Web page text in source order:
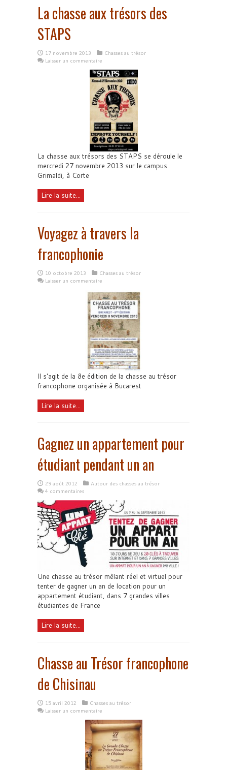
La chasse aux trésors des
STAPS
17 novembre 2013
Chasses au trésor
Laisser un commentaire
La chasse aux trésors des STAPS se déroule le
mercredi 27 novembre 2013 sur le campus
Grimaldi, à Corte
Lire la suite...
Voyagez à travers la
francophonie
10 octobre 2013
Chasses au trésor
Laisser un commentaire
Il s'agit de la 8e édition de la chasse au trésor
francophone organisée à Bucarest
Lire la suite...
Gagnez un appartement pour
étudiant pendant un an
29 août 2012
Autour des chasses au trésor
4 commentaires
Une chasse au trésor mêlant réel et virtuel pour
tenter de gagner un an de location pour un
appartement étudiant, dans 7 grandes villes
étudiantes de France
Lire la suite...
Chasse au Trésor francophone
de Chisinau
15 avril 2012
Chasses au trésor
Laisser un commentaire